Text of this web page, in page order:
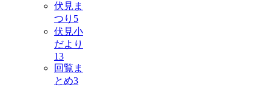
伏見ま
つり 5
伏見小
だより
13
回覧ま
とめ3